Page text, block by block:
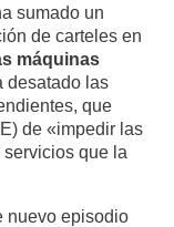
sumado un
de carteles en
máquinas
desatado las
que
de «impedir las
que la
nuevo episodio